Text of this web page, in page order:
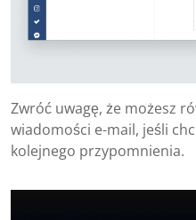
Zwróć uwagę, że możesz
wiadomości e-mail, jeśli
kolejnego przypomnienia.